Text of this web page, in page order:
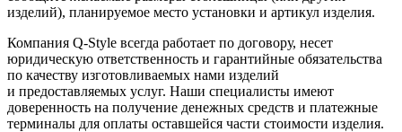
изделий), планируемое место установки и артикул изделия.
Компания Q-Style всегда работает по договору, несет
юридическую ответственность и гарантийные обязательства
по качеству изготовливаемых нами изделий
и предоставляемых услуг. Наши специалисты имеют
доверенность на получение денежных средств и платежные
терминалы для оплаты оставшейся части стоимости изделия.